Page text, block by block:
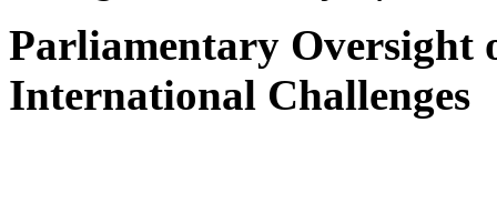
Parliamentary Oversight
International Challenges